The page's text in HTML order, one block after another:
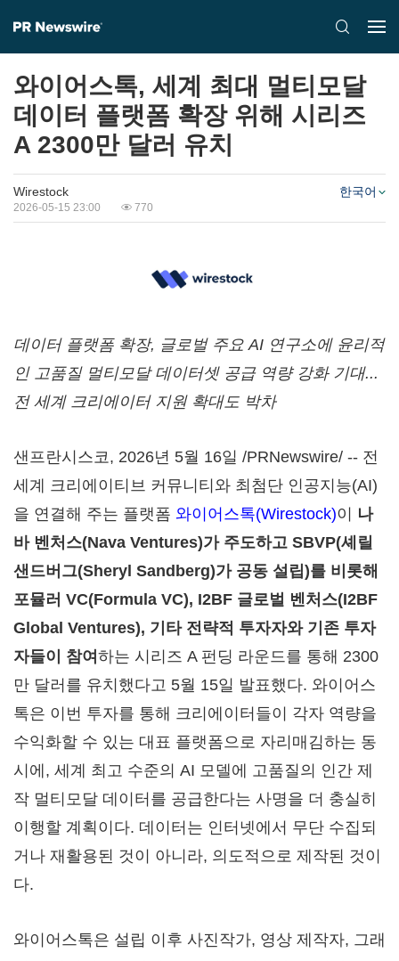
와이어스톡, 세계 최대 멀티모달
데이터 플랫폼 확장 위해 시리즈
A 2300만 달러 유치
Wirestock
2026-05-15 23:00 770
한국어
데이터 플랫폼 확장, 글로벌 주요 AI 연구소에 윤리적
인 고품질 멀티모달 데이터셋 공급 역량 강화 기대...
전 세계 크리에이터 지원 확대도 박차
샌프란시스코, 2026년 5월 16일 /PRNewswire/ -- 전
세계 크리에이티브 커뮤니티와 최첨단 인공지능(AI)
을 연결해 주는 플랫폼 와이어스톡(Wirestock)이 나
바 벤처스(Nava Ventures)가 주도하고 SBVP(셰릴
샌드버그(Sheryl Sandberg)가 공동 설립)를 비롯해
포뮬러 VC(Formula VC), I2BF 글로벌 벤처스(I2BF
Global Ventures), 기타 전략적 투자자와 기존 투자
자들이 참여 하는 시리즈 A 펀딩 라운드를 통해 2300
만 달러를 유치했다고 5월 15일 발표했다. 와이어스
톡은 이번 투자를 통해 크리에이터들이 각자 역량을
수익화할 수 있는 대표 플랫폼으로 자리매김하는 동
시에, 세계 최고 수준의 AI 모델에 고품질의 인간 제
작 멀티모달 데이터를 공급한다는 사명을 더 충실히
이행할 계획이다. 데이터는 인터넷에서 무단 수집되
거나 재활용된 것이 아니라, 의도적으로 제작된 것이
다.
와이어스톡은 설립 이후 사진작가, 영상 제작자, 그래